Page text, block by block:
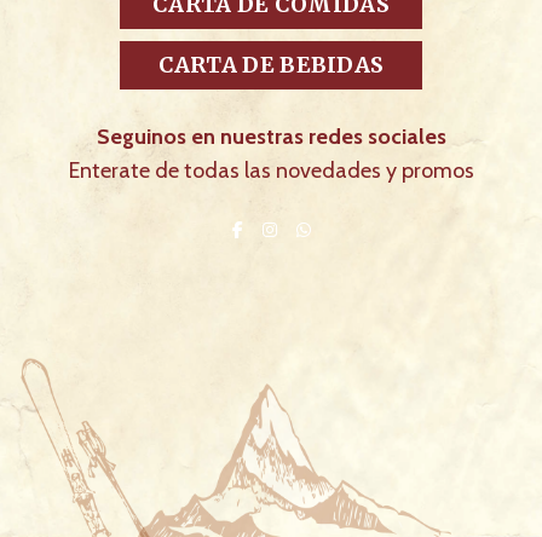
CARTA DE BEBIDAS
Seguinos en nuestras redes sociales
Enterate de todas las novedades y promos